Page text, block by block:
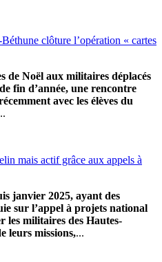
clôture l’opération « cartes
de Noël aux militaires déplacés
fin d’année, une rencontre
avec les élèves du
mais actif grâce aux appels à
janvier 2025, ayant des
sur l’appel à projets national
les militaires des Hautes-
leurs missions,...